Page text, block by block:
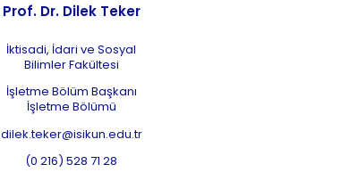
Prof. Dr. Dilek Teker
İktisadi, İdari ve Sosyal
Bilimler Fakültesi
İşletme Bölüm Başkanı
İşletme Bölümü
dilek.teker@isikun.edu.tr
(0 216) 528 71 28